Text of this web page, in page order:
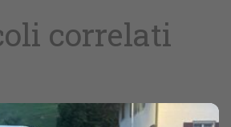
correlati